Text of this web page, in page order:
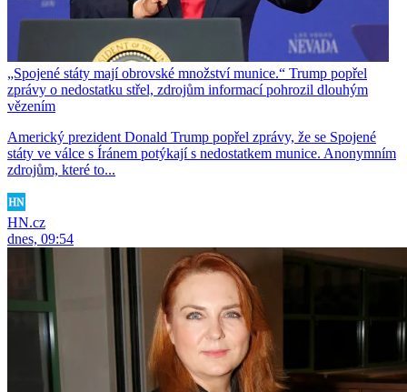
„Spojené státy mají obrovské množství munice.“ Trump popřel
zprávy o nedostatku střel, zdrojům informací pohrozil dlouhým
vězením
Americký prezident Donald Trump popřel zprávy, že se Spojené
státy ve válce s Íránem potýkají s nedostatkem munice. Anonymním
zdrojům, které to...
HN.cz
dnes, 09:54